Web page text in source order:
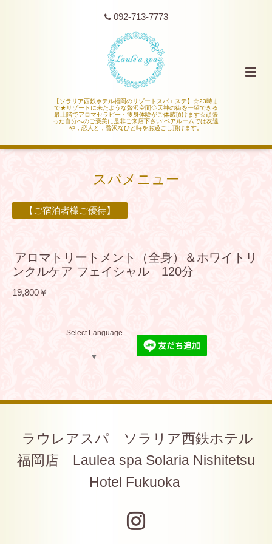
092-713-7773
【ソラリア西鉄ホテル福岡のリゾートスパエステ】☆23時ま
で★リゾートに来たような贅沢空間◇天神の街を一望できる
最上階でアロマセラピー・痩身体験がご体感頂けます☆頑張
った自分へのご褒美に是非ご来店下さい!ペアルームでは友達
や，恋人と，贅沢なひと時をお過ごし頂けます。
スパメニュー
【ご宿泊者様ご優待】
アロマトリートメント（全身）＆ホワイトリ
ンクルケア フェイシャル 120分
19,800￥
Select Language
▼
ラウレアスパ ソラリア西鉄ホテル
福岡店 Laulea spa Solaria Nishitetsu
Hotel Fukuoka